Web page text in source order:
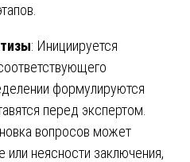
: Инициируется
формулируются
перед экспертом.
вопросов может
или неясности заключения,